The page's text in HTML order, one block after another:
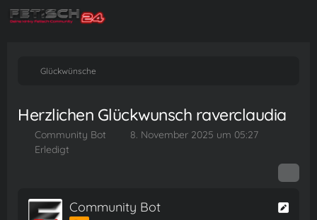
Glückwünsche
Herzlichen Glückwunsch raverclaudia
Community Bot
8. November 2025 um 05:27
Erledigt
Community Bot